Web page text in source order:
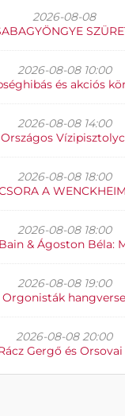
2026-08-08
2026-08-08 10:00
és akciós
2026-08-08 14:00
Országos
2026-08-08 18:00
A
2026-08-08 18:00
& Ágoston Béla:
2026-08-08 19:00
Orgonisták
2026-08-08 20:00
Gergő és Orsovai